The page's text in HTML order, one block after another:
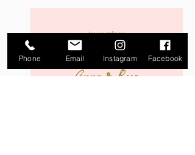
Phone Email Instagram Facebook